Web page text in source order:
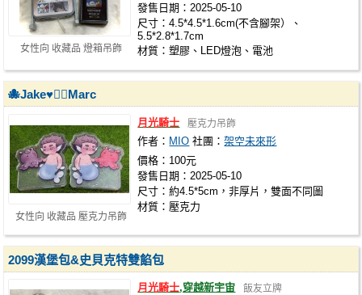
女性向 收藏品 燈箱吊飾
發售日期：2025-05-10
尺寸：4.5*4.5*1.6cm(不含腳架）、
5.5*2.8*1.7cm
材質：塑膠、LED燈泡、電池
女性向 收藏品 壓克力吊飾
🐙Jake♥️🧜‍♂️Marc
月光騎士 壓克力吊飾
作者： MIO 社團：架空未來形
價格：100元
發售日期：2025-05-10
尺寸：約4.5*5cm，非厚片，雙面不同圖
材質：壓克力
2099漢堡包&史貝克特雙餡包
月光騎士,穿越新宇宙 飯友立牌